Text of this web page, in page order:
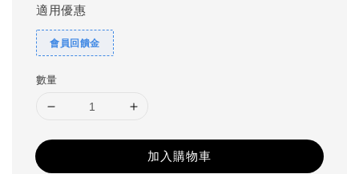
適用優惠
會員回饋金
數量
加入購物車